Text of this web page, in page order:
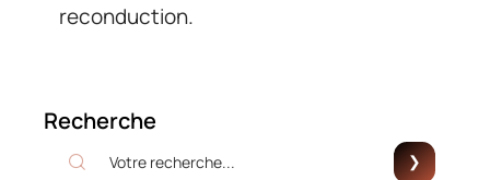
reconduction.
Recherche